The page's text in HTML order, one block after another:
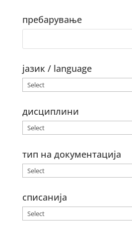
пребарување
јазик / language
дисциплини
тип на документација
списанија